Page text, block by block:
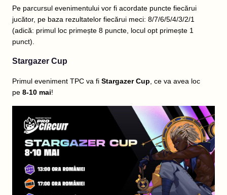
Pe parcursul evenimentului vor fi acordate puncte fiecărui
jucător, pe baza rezultatelor fiecărui meci: 8/7/6/5/4/3/2/1
(adică: primul loc primește 8 puncte, locul opt primește 1
punct).
Stargazer Cup
Primul eveniment TPC va fi Stargazer Cup , ce va avea loc
pe 8-10 mai!